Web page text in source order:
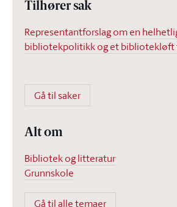
Tilhører sak
Representantforslag om en
bibliotekpolitikk og et bibliotekløft
Gå til saker
Alt om
Bibliotek og litteratur
Grunnskole
Gå til alle temaer